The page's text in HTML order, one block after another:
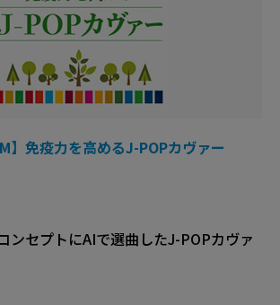
】免疫力を高めるJ-POPカヴァー
ンセプトにAIで選曲したJ-POPカヴァ